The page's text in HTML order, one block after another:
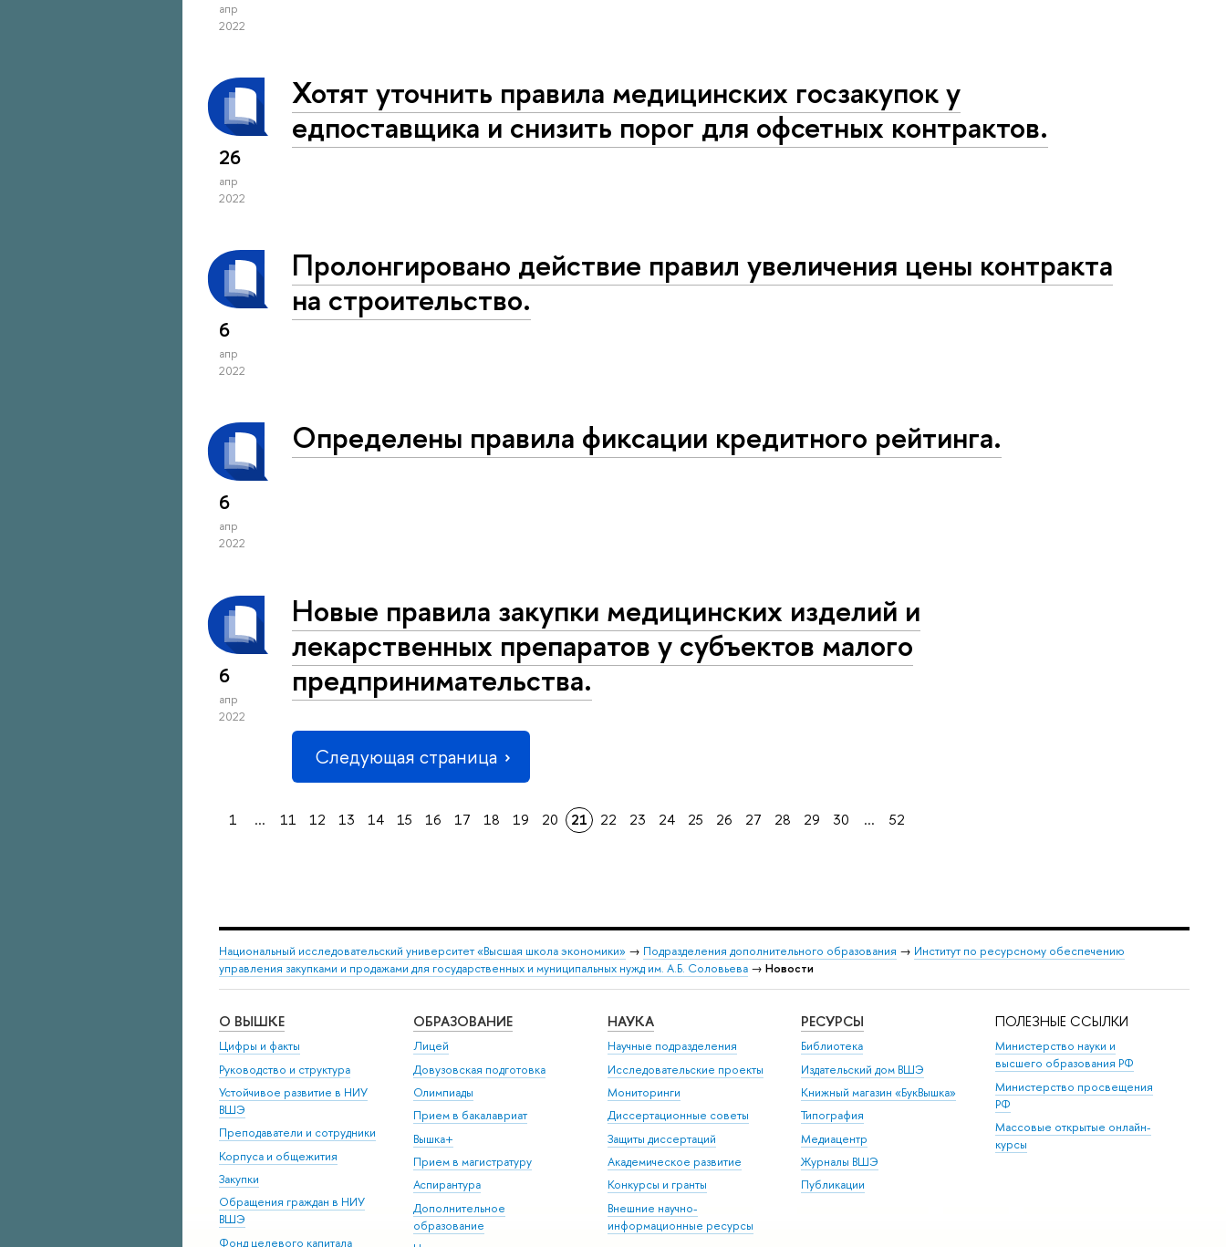
апр
2022
26
апр
2022
Хотят уточнить правила медицинских госзакупок у
едпоставщика и снизить порог для офсетных контрактов.
6
апр
2022
Пролонгировано действие правил увеличения цены контракта
на строительство.
6
апр
2022
Определены правила фиксации кредитного рейтинга.
6
апр
2022
Новые правила закупки медицинских изделий и
лекарственных препаратов у субъектов малого
предпринимательства.
Следующая страница
1 ... 11 12 13 14 15 16 17 18 19 20 21 22 23 24 25 26 27 28 29 30 ... 52
Национальный исследовательский университет «Высшая школа экономики» → Подразделения дополнительного образования → Институт по ресурсному обеспечению
управления закупками и продажами для государственных и муниципальных нужд им. А.Б. Соловьева → Новости
О ВЫШКЕ
Цифры и факты
Руководство и структура
Устойчивое развитие в НИУ
ВШЭ
Преподаватели и сотрудники
Корпуса и общежития
Закупки
Обращения граждан в НИУ
ВШЭ
Фонд целевого капитала
ОБРАЗОВАНИЕ
Лицей
Довузовская подготовка
Олимпиады
Прием в бакалавриат
Вышка+
Прием в магистратуру
Аспирантура
Дополнительное
образование
НАУКА
Научные подразделения
Исследовательские проекты
Мониторинги
Диссертационные советы
Защиты диссертаций
Академическое развитие
Конкурсы и гранты
Внешние научно-
информационные ресурсы
РЕСУРСЫ
Библиотека
Издательский дом ВШЭ
Книжный магазин «БукВышка»
Типография
Медиацентр
Журналы ВШЭ
Публикации
ПОЛЕЗНЫЕ ССЫЛКИ
Министерство науки и
высшего образования РФ
Министерство просвещения
РФ
Массовые открытые онлайн-
курсы